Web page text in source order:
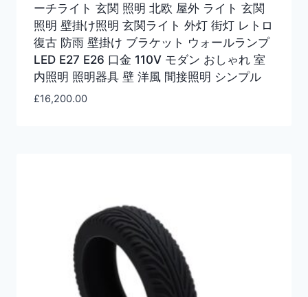
ーチライト 玄関 照明 北欧 屋外 ライト 玄関
照明 壁掛け照明 玄関ライト 外灯 街灯 レトロ
復古 防雨 壁掛け ブラケット ウォールランプ
LED E27 E26 口金 110V モダン おしゃれ 室
内照明 照明器具 壁 洋風 間接照明 シンプル
£16,200.00